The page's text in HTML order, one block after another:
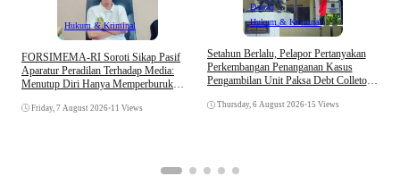
Hukum & Kriminal
​FORSIMEMA-RI Soroti Sikap Pasif
Aparatur Peradilan Terhadap Media:
Menutup Diri Hanya Memperburuk
Friday, 7 August 2026•11 Views
Daerah
Hukum & Kriminal
Setahun Berlalu, Pelapor Pertanyakan
Perkembangan Penanganan Kasus
Pengambilan Unit Paksa Debt Colletor
Thursday, 6 August 2026•15 Views